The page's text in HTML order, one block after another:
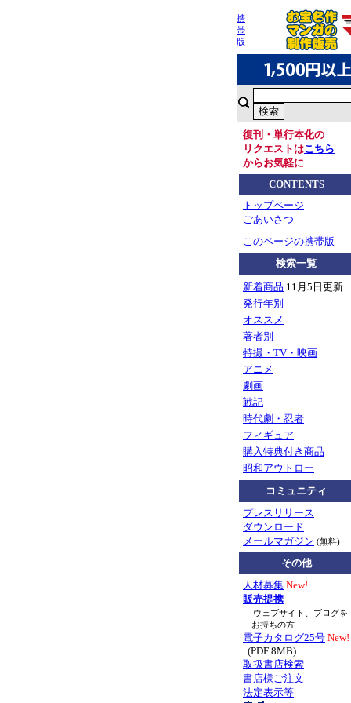
携
帯
版
復刊・単行本化の
リクエストはこちら
からお気軽に
CONTENTS
トップページ
ごあいさつ
このページの携帯版
検索一覧
新着商品 11月5日更新
発行年別
オススメ
著者別
特撮・TV・映画
アニメ
劇画
戦記
時代劇・忍者
フィギュア
購入特典付き商品
昭和アウトロー
コミュニティ
プレスリリース
ダウンロード
メールマガジン (無料)
その他
人材募集 New!
販売提携
ウェブサイト、ブログを
お持ちの方
電子カタログ25号 New!
(PDF 8MB)
取扱書店検索
書店様ご注文
法定表示等